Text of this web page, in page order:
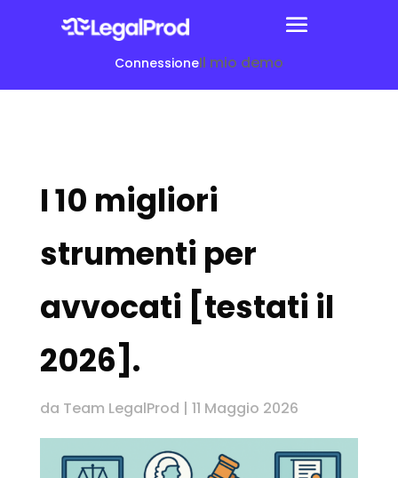
ConnessioneIl mio demo
I 10 migliori
strumenti per
avvocati [testati il
2026].
da Team LegalProd | 11 Maggio 2026